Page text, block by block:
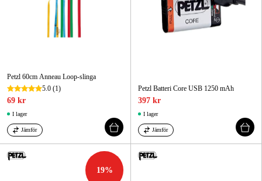
Artiklar & Guider
Våra varumärken
FAQ
Petzl 60cm Anneau Loop-slinga
5.0 (1)
69 kr
I lager
Jämför
Petzl Batteri Core USB 1250 mAh
397 kr
I lager
Jämför
19%